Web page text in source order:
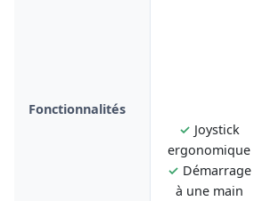
Fonctionnalités
✓ Joystick
ergonomique
✓ Démarrage
à une main